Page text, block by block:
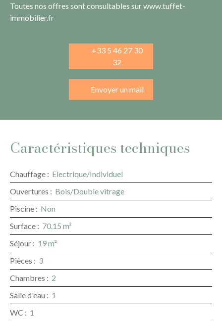
Toutes nos offres sont consultables sur www.tuffet-
immobilier.fr
+33 5 46 27 30
32
Envoyer un mail
Caractéristiques techniques
Chauffage : Electrique/Individuel
Ouvertures : Bois/Double vitrage
Piscine : Non
Surface : 70.15 m²
Séjour : 19m²
Pièces : 3
Chambres : 2
Salle d'eau : 1
WC : 1